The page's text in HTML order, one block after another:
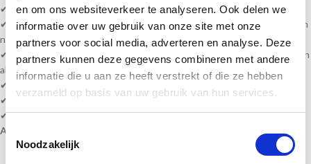
en om ons websiteverkeer te analyseren. Ook delen we
informatie over uw gebruik van onze site met onze
partners voor social media, adverteren en analyse. Deze
partners kunnen deze gegevens combineren met andere
informatie die u aan ze heeft verstrekt of die ze hebben
verzameld op basis van uw gebruik van hun services.
Toestemmingsselectie
Noodzakelijk
✔ Kleur goud, zilver & brons
✔ Serie bestellen? vult u bijv. 1e plaats passen wij de andere bekers aan
naar 2e, 3e enz.
✔ Heeft u veel wisselende teksten, kunt u een word bestand bijvoegen
als bijlage.
✔ Levertijd? 1-5 werkdagen of in overleg!
✔ Levering volledig gemonteerd!
✔Gratisgraveren en eigen afbeelding of kies uw sportafbeelding
Alle prijzen zijn inclusief BTW, graveren en monteren!